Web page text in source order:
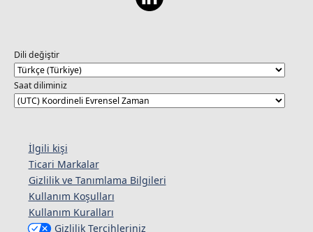
Dili değiştir
Saat diliminiz
İlgili kişi
Ticari Markalar
Gizlilik ve Tanımlama Bilgileri
Kullanım Koşulları
Kullanım Kuralları
Gizlilik Tercihleriniz